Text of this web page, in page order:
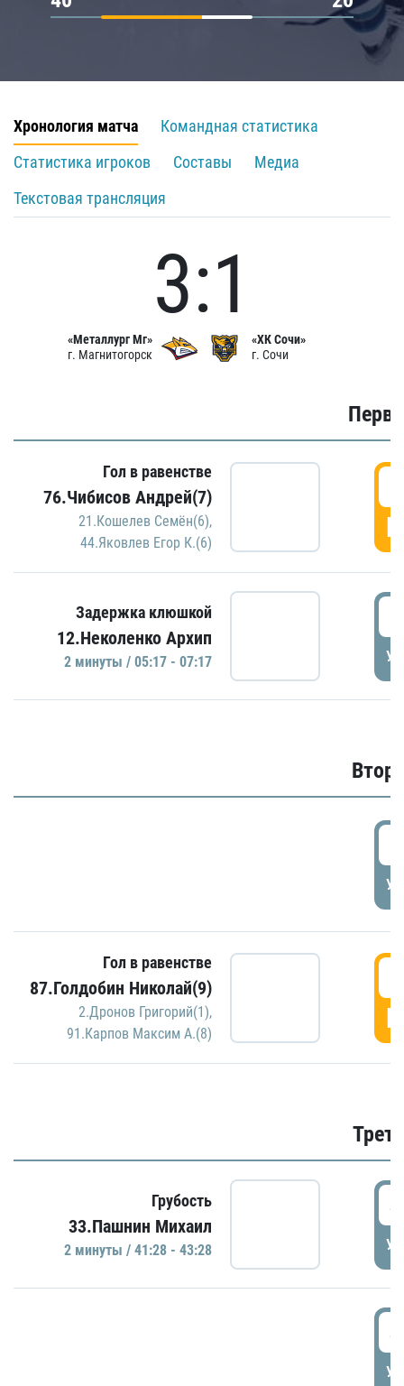
Хронология матча
Командная статистика
Статистика игроков
Составы
Медиа
Текстовая трансляция
«Металлург Мг»
г. Магнитогорск
3:1
«ХК Сочи»
г. Сочи
Гол в равенстве
76.Чибисов Андрей(7)
21.Кошелев Семён(6),
44.Яковлев Егор К.(6)
Задержка клюшкой
12.Неколенко Архип
2 минуты / 05:17 - 07:17
Гол в равенстве
87.Голдобин Николай(9)
2.Дронов Григорий(1),
91.Карпов Максим А.(8)
Грубость
33.Пашнин Михаил
2 минуты / 41:28 - 43:28